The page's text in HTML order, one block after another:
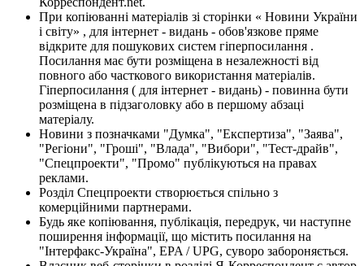
При копіюванні матеріалів зі сторінки « Новини України
і світу» , для інтернет - видань - обов'язкове пряме
відкрите для пошукових систем гіперпосилання .
Посилання має бути розміщена в незалежності від
повного або часткового використання матеріалів.
Гіперпосилання ( для інтернет - видань) - повинна бути
розміщена в підзаголовку або в першому абзаці
матеріалу.
Новини з позначками "Думка", "Експертиза", "Заява",
"Регіони", "Гроші", "Влада", "Вибори", "Тест-драйв",
"Спецпроекти", "Промо" публікуються на правах
реклами.
Розділ Спецпроекти створюється спільно з
комерційними партнерами.
Будь яке копіювання, публікація, передрук, чи наступне
поширення інформації, що містить посилання на
"Інтерфакс-Україна", EPA / UPG, суворо забороняється.